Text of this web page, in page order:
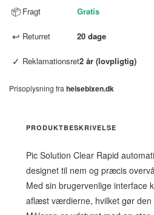
📦 Fragt Gratis
↩ Returret 20 dage
✓ Reklamationsret2 år (lovpligtig)
Prisoplysning fra helsebixen.dk
PRODUKTBESKRIVELSE
Pic Solution Clear Rapid
designet til nem og præcis
Med sin brugervenlige interface
aflæst værdierne, hvilket gør den